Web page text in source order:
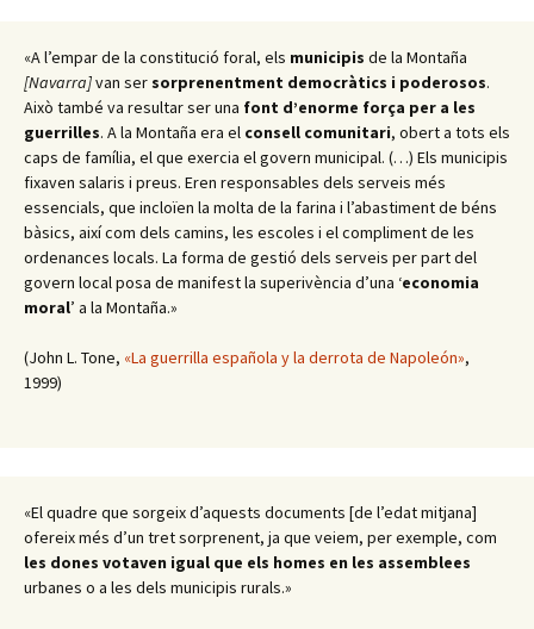
«A l’empar de la constitució foral, els municipis de la Montaña
[Navarra]van ser sorprenentment democràtics i poderosos.
Això també va resultar ser una font d’enorme força per a les
guerrilles. A la Montaña era el consell comunitari, obert a tots els
caps de família, el que exercia el govern municipal. (…) Els municipis
fixaven salaris i preus. Eren responsables dels serveis més
essencials, que incloïen la molta de la farina i l’abastiment de béns
bàsics, així com dels camins, les escoles i el compliment de les
ordenances locals. La forma de gestió dels serveis per part del
govern local posa de manifest la superivència d’una ‘economia
moral’ a la Montaña.»
(John L. Tone, «La guerrilla española y la derrota de Napoleón»,
1999)
«El quadre que sorgeix d’aquests documents [de l’edat mitjana]
ofereix més d’un tret sorprenent, ja que veiem, per exemple, com
les dones votaven igual que els homes en les assemblees
urbanes o a les dels municipis rurals.»